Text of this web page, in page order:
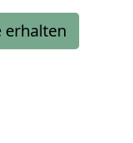
erhalten